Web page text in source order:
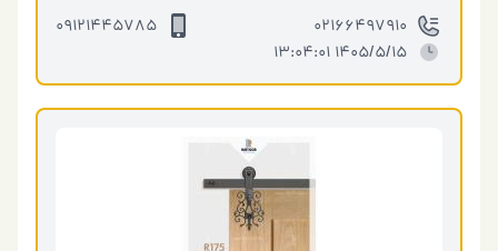
02166497910
09121445785
1405/5/15 13:04:01